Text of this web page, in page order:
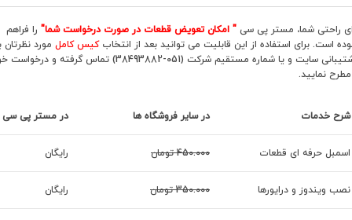
راحتی شما، مستر پی سی " امکان تعویض قطعات در صورت درخواست شما" را فراهم
است. برای استفاده از این قابلیت می توانید بعد از انتخابکیس کامل مورد نظرتان
پشتیبانی سایت و یا شماره مستقیم شرکت (051-38493882) تماس گرفته و
مطرح نمایید.
شرح خدمات در سایر فروشگاه ها در مستر پی سی
اسمبل حرفه ای قطعات 450.000 تومان رایگان
نصب ویندوز و درایورها 350.000 تومان رایگان